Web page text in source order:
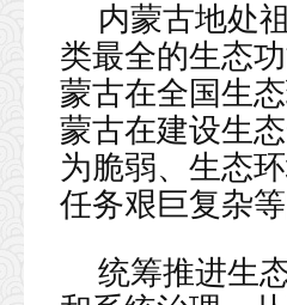
内蒙古地处
类最全的生态
蒙古在全国生
蒙古在建设生
为脆弱、生态
任务艰巨复杂
统筹推进生